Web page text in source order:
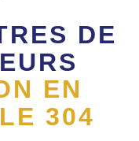
DE
EN
304